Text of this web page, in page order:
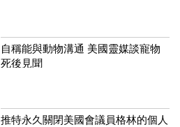
自稱能與動物溝通 美國靈媒談寵物
死後見聞
推特永久關閉美國會議員格林的個人